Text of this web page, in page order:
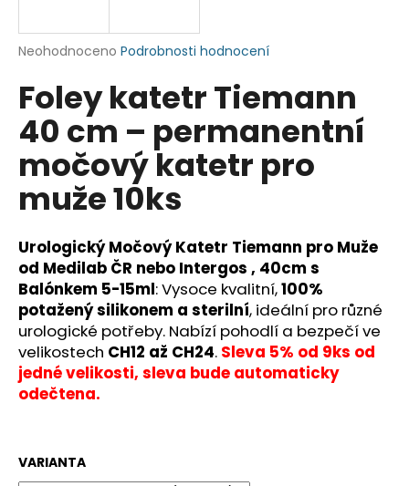
Průměrné
produktu
je
0,0
z
5
hvězdiček.
Neohodnoceno Podrobnosti hodnocení
Foley katetr Tiemann
40 cm – permanentní
močový katetr pro
muže 10ks
Urologický Močový Katetr Tiemann pro Muže
od Medilab ČR nebo Intergos , 40cm s
Balónkem 5-15ml: Vysoce kvalitní,100%
potažený silikonem a sterilní, ideální pro různé
urologické potřeby. Nabízí pohodlí a bezpečí ve
velikostech CH12 až CH24. Sleva 5% od 9ks od
jedné velikosti, sleva bude automaticky
odečtena.
VARIANTA
j
t
?
HLEDAT
D
o
p
o
r
u
j
e